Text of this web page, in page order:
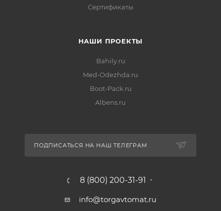
Сертификаты
НАШИ ПРОЕКТЫ
Bahily.ru
Med-Odezhda.ru
Boot-Pack.ru
Albens.ru
ПОДПИСАТЬСЯ НА НАШ ТЕЛЕГРАМ
8 (800) 200-31-91
info@torgavtomat.ru